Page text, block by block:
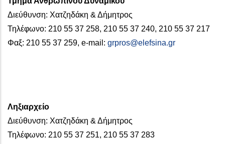
Διεύθυνση: Χατζηδάκη & Δήμητρος
Τηλέφωνο: 210 55 37 258, 210 55 37 240, 210 55 37 217
Φαξ: 210 55 37 259, e-mail: grpros@elefsina.gr
Ληξιαρχείο
Διεύθυνση: Χατζηδάκη & Δήμητρος
Τηλέφωνο: 210 55 37 251, 210 55 37 283